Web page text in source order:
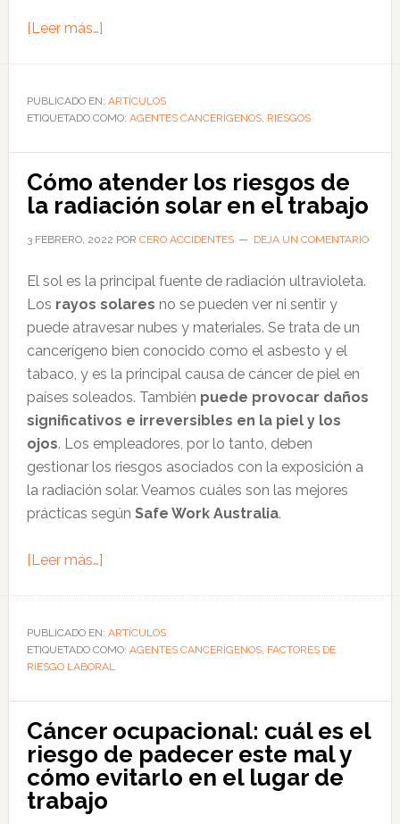
[Leer más…]acerca
hacer
la
identificar
los
agentes
en
el
trabajo
PUBLICADO EN: ARTÍCULOS
ETIQUETADO COMO: AGENTES CANCERÍGENOS, RIESGOS
Cómo atender los riesgos de
la radiación solar en el trabajo
3 FEBRERO, 2022 POR CERO ACCIDENTES DEJA UN COMENTARIO
El sol es la principal fuente de radiación ultravioleta.
Los rayos solares no se pueden ver ni sentir y
puede atravesar nubes y materiales. Se trata de un
cancerígeno bien conocido como el asbesto y el
tabaco, y es la principal causa de cáncer de piel en
países soleados. También puede provocar daños
significativos e irreversibles en la piel y los
ojos. Los empleadores, por lo tanto, deben
gestionar los riesgos asociados con la exposición a
la radiación solar. Veamos cuáles son las mejores
prácticas según Safe Work Australia.
[Leer más…]acerca
atender
los
riesgos
de
radiación
solar
en
el
PUBLICADO EN: ARTÍCULOS
ETIQUETADO COMO: AGENTES CANCERÍGENOS, FACTORES DE
RIESGO LABORAL
Cáncer ocupacional: cuál es el
riesgo de padecer este mal y
cómo evitarlo en el lugar de
trabajo